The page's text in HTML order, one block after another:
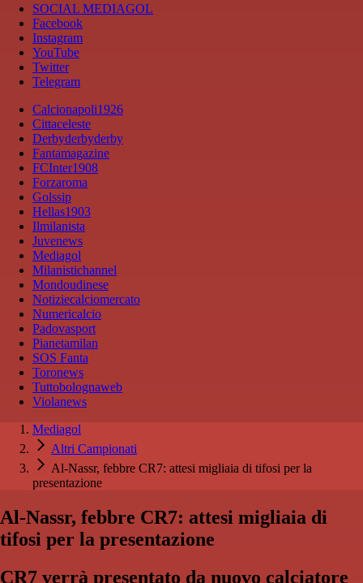
SOCIAL MEDIAGOL
Facebook
Instagram
YouTube
Twitter
Telegram
Calcionapoli1926
Cittaceleste
Derbyderbyderby
Fantamagazine
FCInter1908
Forzaroma
Golssip
Hellas1903
Ilmilanista
Juvenews
Mediagol
Milanistichannel
Mondoudinese
Notiziecalciomercato
Numericalcio
Padovasport
Pianetamilan
SOS Fanta
Toronews
Tuttobolognaweb
Violanews
Mediagol
Altri Campionati
Al-Nassr, febbre CR7: attesi migliaia di tifosi per la
presentazione
Al-Nassr, febbre CR7: attesi migliaia di
tifosi per la presentazione
CR7 verrà presentato da nuovo calciatore